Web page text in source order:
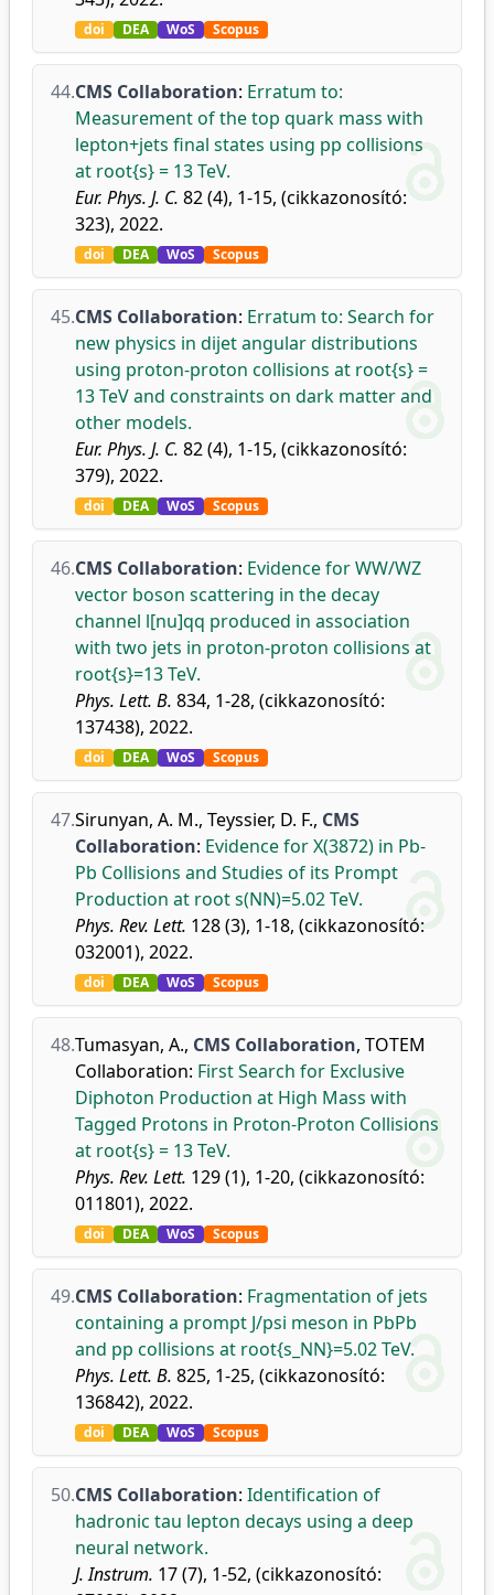
doi DEA WoS Scopus
44.CMS Collaboration: Erratum to:
Measurement of the top quark mass with
lepton+jets final states using pp collisions
at root{s} = 13 TeV.
Eur. Phys. J. C. 82 (4), 1-15, (cikkazonosító:
323), 2022.
doi DEA WoS Scopus
45.CMS Collaboration: Erratum to: Search for
new physics in dijet angular distributions
using proton-proton collisions at root{s} =
13 TeV and constraints on dark matter and
other models.
Eur. Phys. J. C. 82 (4), 1-15, (cikkazonosító:
379), 2022.
doi DEA WoS Scopus
46.CMS Collaboration: Evidence for WW/WZ
vector boson scattering in the decay
channel l[nu]qq produced in association
with two jets in proton-proton collisions at
root{s}=13 TeV.
Phys. Lett. B. 834, 1-28, (cikkazonosító:
137438), 2022.
doi DEA WoS Scopus
47.Sirunyan, A. M., Teyssier, D. F., CMS
Collaboration: Evidence for X(3872) in Pb-
Pb Collisions and Studies of its Prompt
Production at root s(NN)=5.02 TeV.
Phys. Rev. Lett. 128 (3), 1-18, (cikkazonosító:
032001), 2022.
doi DEA WoS Scopus
48.Tumasyan, A., CMS Collaboration, TOTEM
Collaboration: First Search for Exclusive
Diphoton Production at High Mass with
Tagged Protons in Proton-Proton Collisions
at root{s} = 13 TeV.
Phys. Rev. Lett. 129 (1), 1-20, (cikkazonosító:
011801), 2022.
doi DEA WoS Scopus
49.CMS Collaboration: Fragmentation of jets
containing a prompt J/psi meson in PbPb
and pp collisions at root{s_NN}=5.02 TeV.
Phys. Lett. B. 825, 1-25, (cikkazonosító:
136842), 2022.
doi DEA WoS Scopus
50.CMS Collaboration: Identification of
hadronic tau lepton decays using a deep
neural network.
J. Instrum. 17 (7), 1-52, (cikkazonosító: